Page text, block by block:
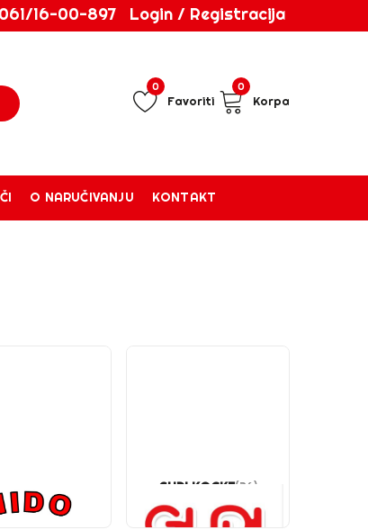
061/16-00-897 Login / Registracija
0
Favoriti
0
Korpa
O NARUČIVANJU KONTAKT
KOCKE GUDI KOCKE(36)